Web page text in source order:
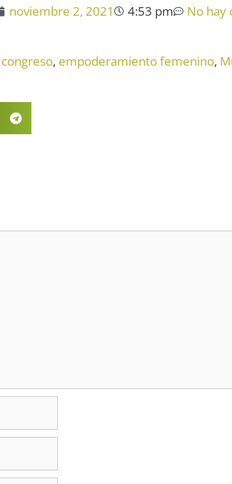
noviembre 2, 2021 4:53 pm
No hay
congreso, empoderamiento femenino,